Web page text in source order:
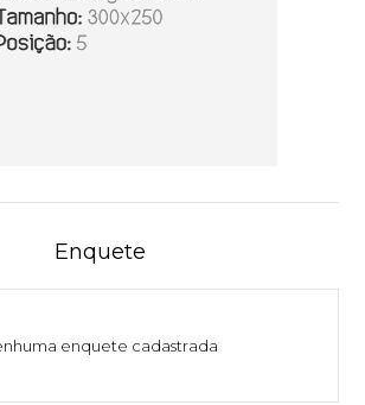
Enquete
enquete cadastrada